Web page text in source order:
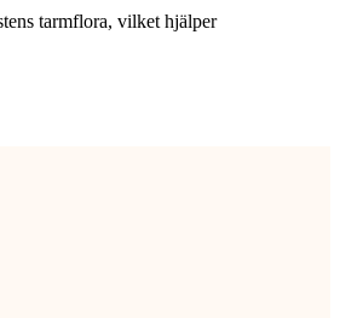
tarmflora, vilket hjälper